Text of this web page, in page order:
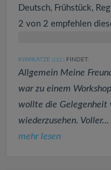
Deutsch, Frühstück,
2 von 2 empfehlen
KIWIKATZE (122 ) FINDET:
Allgemein Meine
war zu einem
wollte die Gelegenheit
wiederzusehen. Voller...
mehr lesen